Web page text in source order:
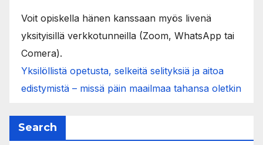
Voit opiskella hänen kanssaan myös livenä
yksityisillä verkkotunneilla (Zoom, WhatsApp tai
Comera).
Yksilöllistä opetusta, selkeitä selityksiä ja aitoa
edistymistä – missä päin maailmaa tahansa oletkin
Search